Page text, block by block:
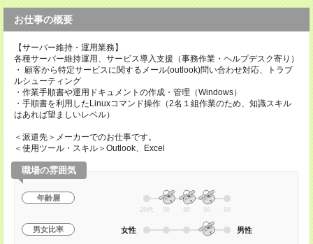
お仕事の概要
【サーバー維持・運用業務】
各種サーバー維持運用、サービス導入支援（事務作業・ヘルプデスク寄り）
・ 顧客から特定サービスに関するメール(outlook)問い合わせ対応、トラブ
ルシューティング
・作業手順書や運用ドキュメントの作成・管理（Windows）
・手順書を利用したLinuxコマンド操作（2名１組作業のため、知識スキル
はあれば望ましいレベル）
＜派遣先＞メーカーでのお仕事です。
＜使用ツール・スキル＞Outlook、Excel
職場の雰囲気
年齢層
20代 30 40 50 60
男女比率 女性 男性